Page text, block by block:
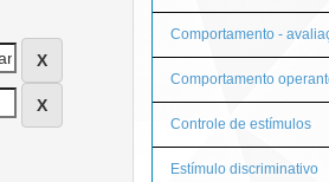
Comportamento -
Comportamento
Controle de estímulos
Estímulo discriminativo